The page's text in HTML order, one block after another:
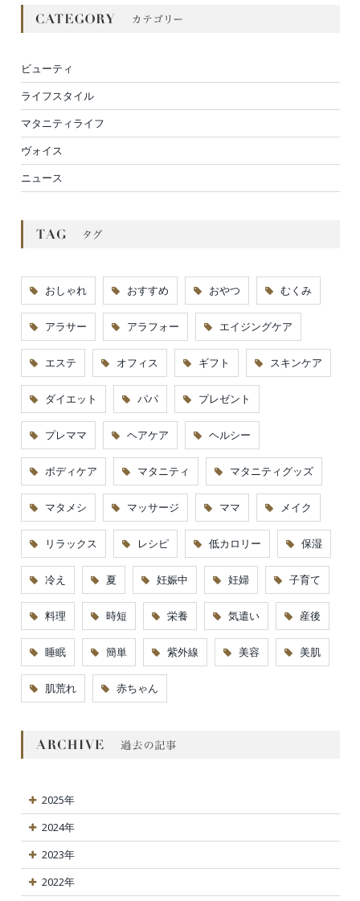
ビューティ
ライフスタイル
マタニティライフ
ヴォイス
ニュース
おしゃれ おすすめ おやつ むくみ
アラサー アラフォー エイジングケア
エステ オフィス ギフト スキンケア
ダイエット パパ プレゼント
プレママ ヘアケア ヘルシー
ボディケア マタニティ マタニティグッズ
マタメシ マッサージ ママ メイク
リラックス レシピ 低カロリー 保湿
冷え 夏 妊娠中 妊婦 子育て
料理 時短 栄養 気遣い 産後
睡眠 簡単 紫外線 美容 美肌
肌荒れ 赤ちゃん
2025年
2024年
2023年
2022年